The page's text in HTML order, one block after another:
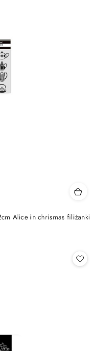
Alice in chrismas filiżanki